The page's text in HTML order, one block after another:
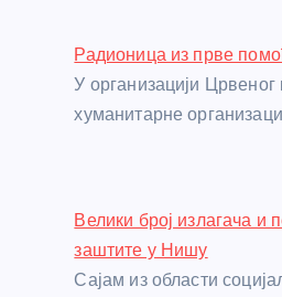
Радионица из прве
У организацији
хуманитарне
Велики број излагача и
заштите у Нишу
Сајам из области